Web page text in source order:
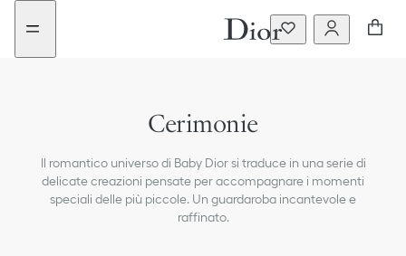
aria_goToMenu
Vai
contenuto
Cerimonie
Il romantico universo di Baby Dior si traduce in una serie di
delicate creazioni pensate per accompagnare i momenti
speciali delle più piccole. Un guardaroba incantevole e
raffinato.
Nuovo
aggiunto